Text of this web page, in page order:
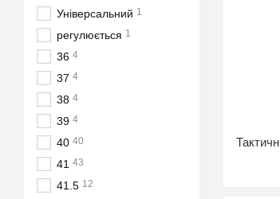
Універсальний 1
регулюється 1
36 4
37 4
38 4
39 4
40 40
41 43
41.5 12